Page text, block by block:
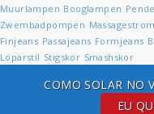
Muurlampen Booglampen
Zwembadpompen
Finjeans Passajeans Formjeans
Loparstil Stigskor Smashskor
EU